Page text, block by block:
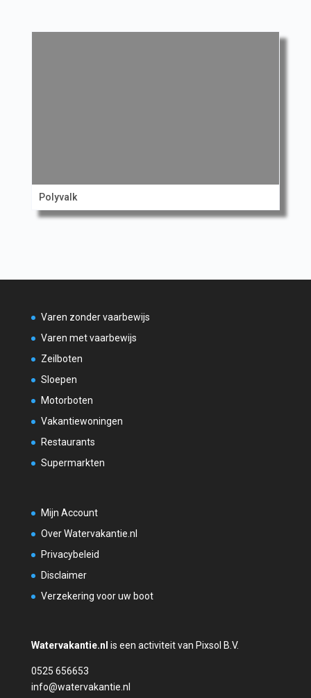
Polyvalk
Varen zonder vaarbewijs
Varen met vaarbewijs
Zeilboten
Sloepen
Motorboten
Vakantiewoningen
Restaurants
Supermarkten
Mijn Account
Over Watervakantie.nl
Privacybeleid
Disclaimer
Verzekering voor uw boot
Watervakantie.nl is een activiteit van Pixsol B.V.
0525 656653
info@watervakantie.nl